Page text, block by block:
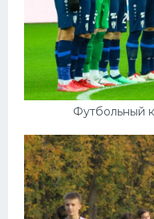
Футбольный